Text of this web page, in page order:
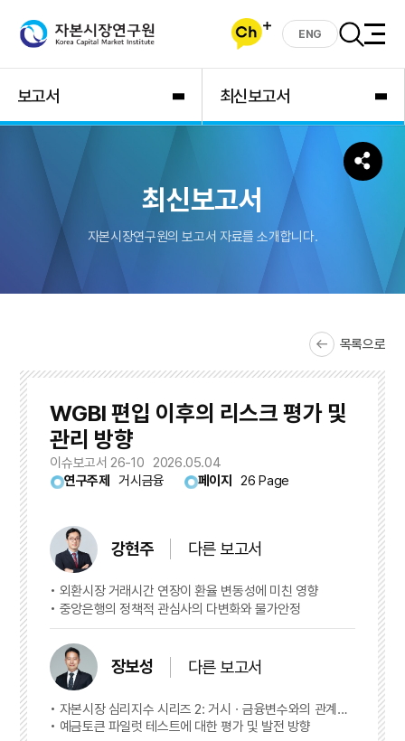
ENG
보고서 최신보고서
최신보고서
자본시장연구원의 보고서 자료를 소개합니다.
목록으로
WGBI 편입 이후의 리스크 평가 및
관리 방향
이슈보고서 26-10 2026.05.04
연구주제
거시금융 페이지 26 Page
강현주 다른 보고서
외환시장 거래시간 연장이 환율 변동성에 미친 영향
중앙은행의 정책적 관심사의 다변화와 물가안정
장보성 다른 보고서
자본시장 심리지수 시리즈 2: 거시ㆍ금융변수와의 관계와
유용성
예금토큰 파일럿 테스트에 대한 평가 및 발전 방향